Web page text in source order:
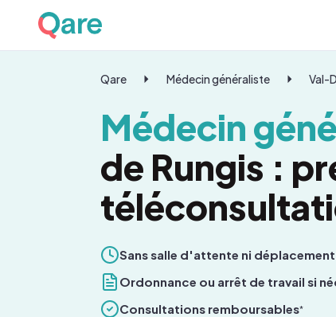
Qare Médecin généraliste Val-
Médecin
de Rungis :
Sans salle d'attente ni
Ordonnance ou arrêt de travail si
Consultations remboursables*